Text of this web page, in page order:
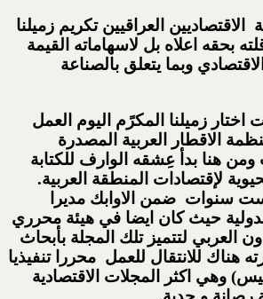
الاقتصاديين العراقيين تكريم زميلنا
بحقه اعلاه بل لاسهاماته القيمة
وبما يتعلق بالصناعة
اختار زميلنا المكرًم اليوم العمل
الاقطار العربية المصدرة
هنا بدأ عِشقه الوارف للكتابة
لإقتصادات المنطقة العربية.
سنوات ضمن الاوابك مديرا
الدولية حيث كان ايضا في هيئة محرري
العربي لتتميز تلك المجلة بأبحاث
هناك للانتقال للعمل محررا تنفيذيا
وهي اكثر المجلات الاقتصادية